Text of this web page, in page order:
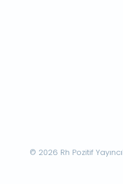
© 2026 Rh Pozitif